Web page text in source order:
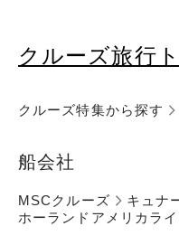
クルーズ旅行
クルーズ特集から探す
船会社
MSCクルーズ キュナ
ホーランドアメリカライ